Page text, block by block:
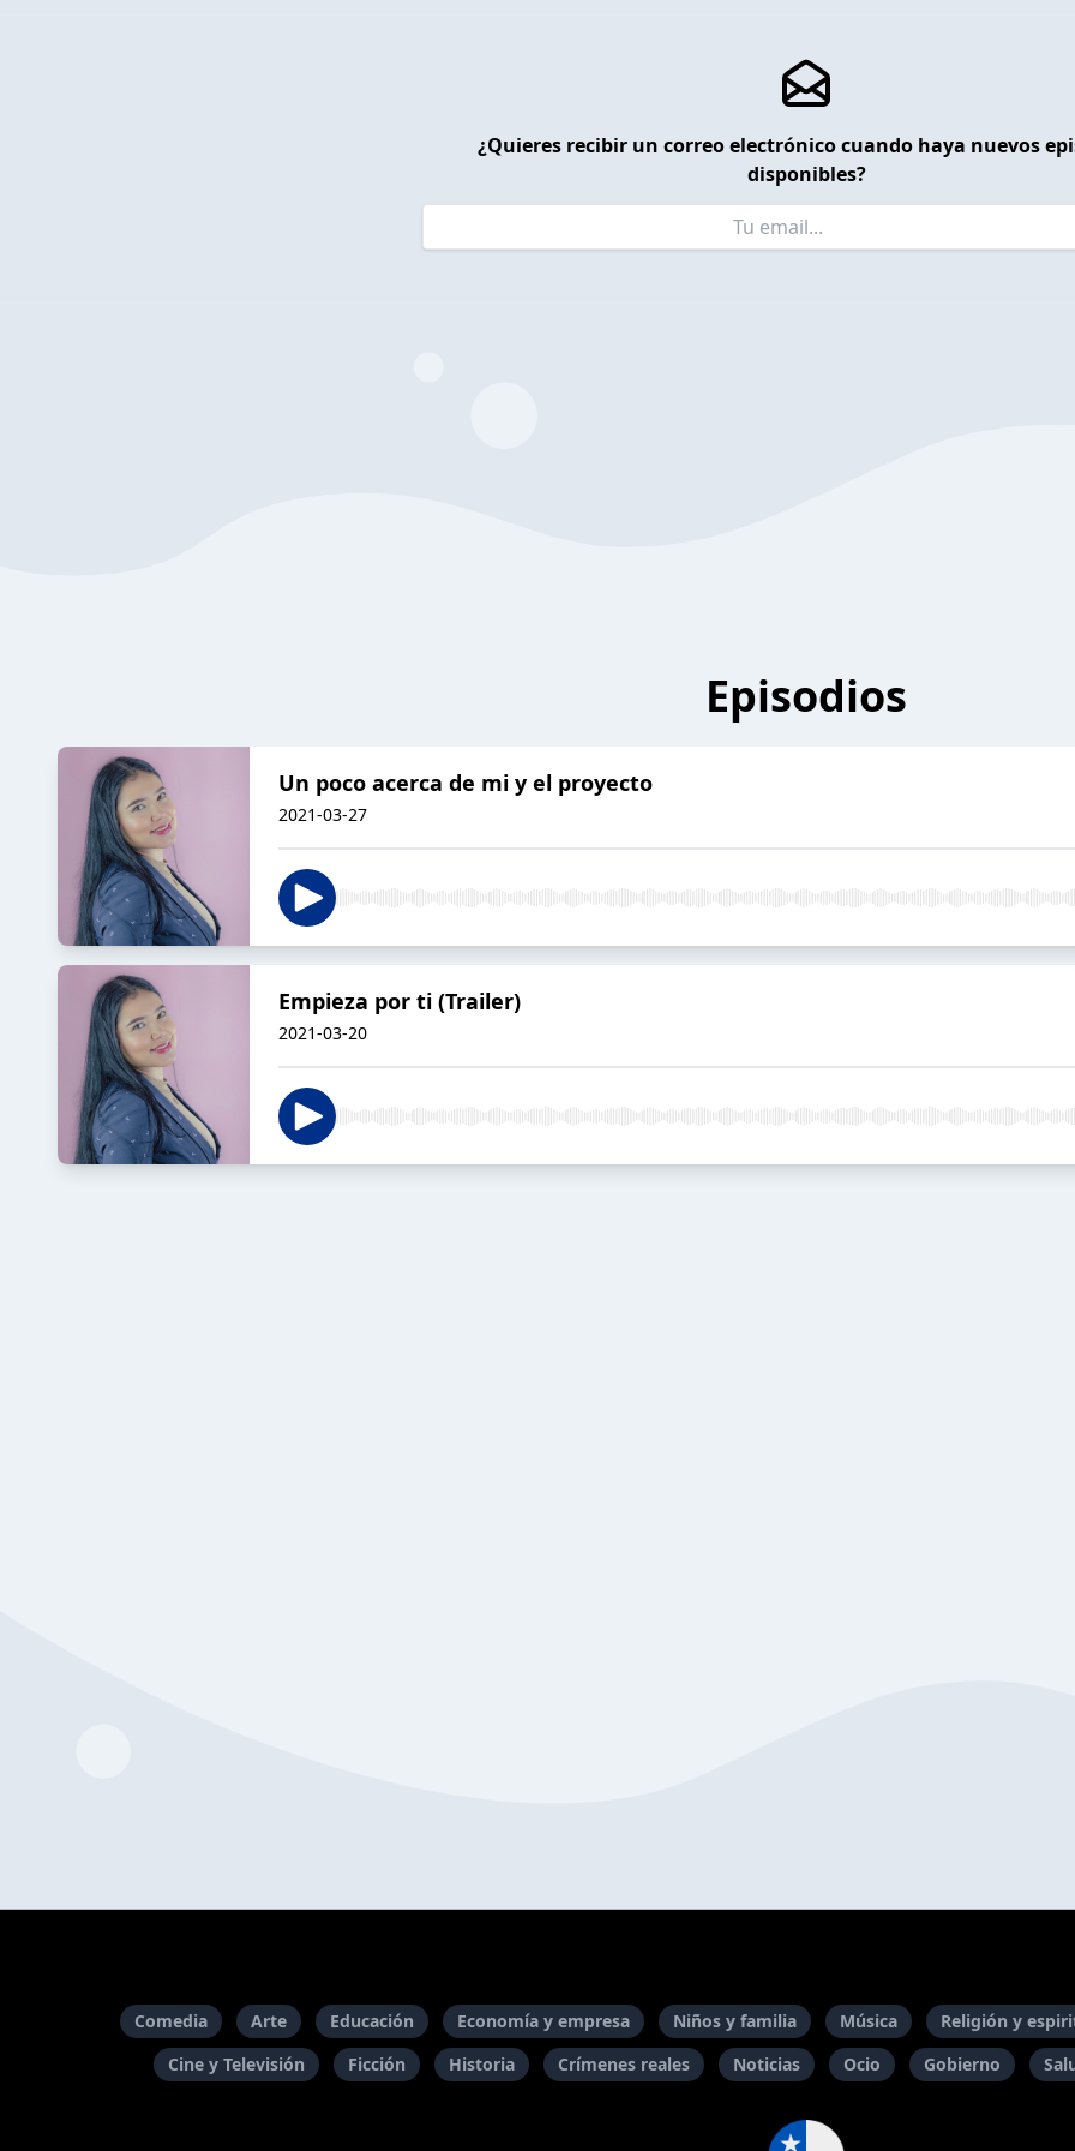
¿Quieres recibir un correo electrónico cuando haya nuevos
disponibles?
Episodios
Un poco acerca de mi y el proyecto
2021-03-27
Empieza por ti (Trailer)
2021-03-20
Comedia Arte Educación Economía y empresa Niños y familia Música Religión y
Cine y Televisión
Ficción Historia Crímenes reales Noticias Ocio Gobierno